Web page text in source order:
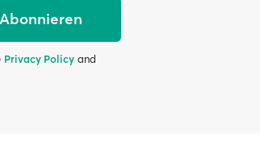
Abonnieren
Privacy Policy and